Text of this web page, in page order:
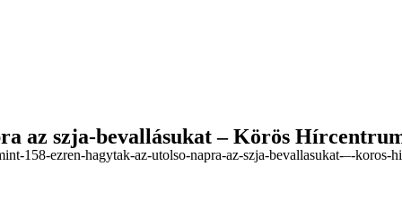
az szja-bevallásukat – Körös